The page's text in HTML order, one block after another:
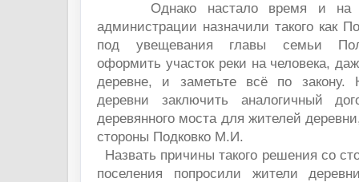
Однако настало время и на
администрации назначили такого как
под увещевания главы семьи
оформить участок реки на человека,
деревне, и заметьте всё по закону.
деревни заключить аналогичный
деревянного моста для жителей
стороны Подковко М.И.
Назвать причины такого решения со
поселения попросили жители